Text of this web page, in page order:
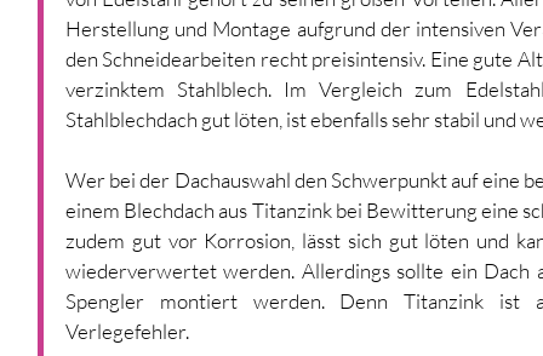
Herstellung und Montage aufgrund der intensiven
den Schneidearbeiten recht preisintensiv. Eine gute
verzinktem Stahlblech. Im Vergleich zum
Stahlblechdach gut löten, ist ebenfalls sehr stabil und
Wer bei der Dachauswahl den Schwerpunkt auf eine
einem Blechdach aus Titanzink bei Bewitterung eine
zudem gut vor Korrosion, lässt sich gut löten und
wiederverwertet werden. Allerdings sollte ein Dach
Spengler montiert werden. Denn Titanzink ist
Verlegefehler.